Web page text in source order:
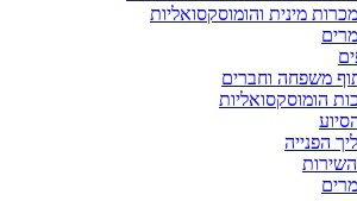
מינית והומוסקסואליות
משפחה וחברים
הומוסקסואליות
הפנייה